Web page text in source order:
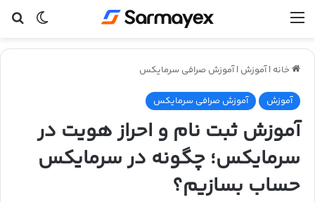
منو
خانه | آموزش | آموزش صرافی سرمایکس
آموزش آموزش صرافی سرمایکس
آموزش ثبت نام و احراز هویت در
سرمایکس؛ چگونه در سرمایکس
حساب بسازیم؟